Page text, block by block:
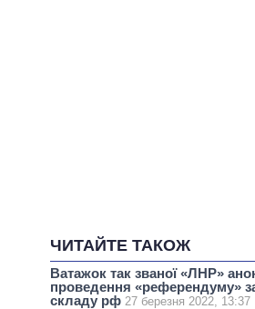
ЧИТАЙТЕ ТАКОЖ
Ватажок так званої «ЛНР»
проведення «референдуму»
складу рф 27 березня 2022, 13:37